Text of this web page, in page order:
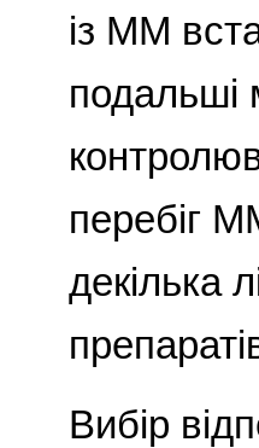
із ММ
подальші
перебіг
декілька
Вибір